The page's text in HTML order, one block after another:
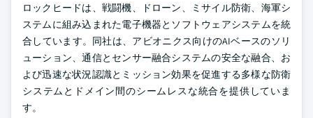
ロックヒードは、戦闘機、ドローン、ミサイル防衛、海軍シ
ステムに組み込まれた電子機器とソフトウェアシステムを統
合しています。同社は、アビオニクス向けのAIベースのソリ
ューション、通信とセンサー融合システムの安全な融合、お
よび迅速な状況認識とミッション効果を促進する多様な防衛
システムとドメイン間のシームレスな統合を提供していま
す。